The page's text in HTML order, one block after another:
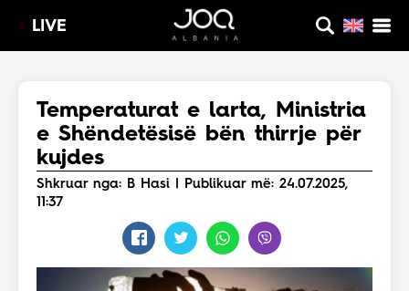
LIVE
Temperaturat e larta, Ministria
e Shëndetësisë bën thirrje për
kujdes
Shkruar nga: B Hasi | Publikuar më: 24.07.2025,
11:37